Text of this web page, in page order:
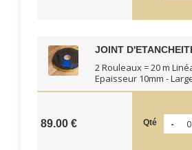
JOINT
2 Rouleaux = 20 m
Epaisseur 10mm -
89.00 € Qté